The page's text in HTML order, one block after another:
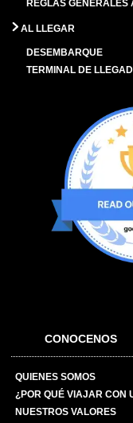
REGLAS GENERALES
AL LLEGAR
DESEMBARQUE
TERMINAL DE
CONOCENOS
QUIENES SOMOS
¿POR QUÉ VIAJAR CON
NUESTROS VALORES